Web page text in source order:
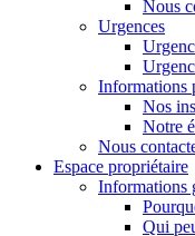
Nous
Urgences
Informations
Nos
Notre
Nous
Espace propriétaire
Informations
Qui